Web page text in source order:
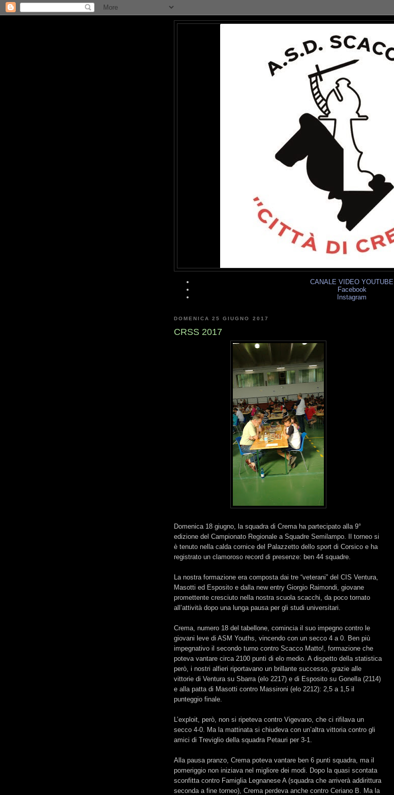
CANALE VIDEO YOUTUBE
Facebook
Instagram
DOMENICA 25 GIUGNO 2017
CRSS 2017
Domenica 18 giugno, la squadra di Crema ha partecipato alla 9°
edizione del Campionato Regionale a Squadre Semilampo. Il torneo si
è tenuto nella calda cornice del Palazzetto dello sport di Corsico e ha
registrato un clamoroso record di presenze: ben 44 squadre.
La nostra formazione era composta dai tre “veterani” del CIS Ventura,
Masotti ed Esposito e dalla new entry Giorgio Raimondi, giovane
promettente cresciuto nella nostra scuola scacchi, da poco tornato
all’attività dopo una lunga pausa per gli studi universitari.
Crema, numero 18 del tabellone, comincia il suo impegno contro le
giovani leve di ASM Youths, vincendo con un secco 4 a 0. Ben più
impegnativo il secondo turno contro Scacco Matto!, formazione che
poteva vantare circa 2100 punti di elo medio. A dispetto della statistica
però, i nostri alfieri riportavano un brillante successo, grazie alle
vittorie di Ventura su Sbarra (elo 2217) e di Esposito su Gonella (2114)
e alla patta di Masotti contro Massironi (elo 2212): 2,5 a 1,5 il
punteggio finale.
L’exploit, però, non si ripeteva contro Vigevano, che ci rifilava un
secco 4-0. Ma la mattinata si chiudeva con un’altra vittoria contro gli
amici di Treviglio della squadra Petauri per 3-1.
Alla pausa pranzo, Crema poteva vantare ben 6 punti squadra, ma il
pomeriggio non iniziava nel migliore dei modi. Dopo la quasi scontata
sconfitta contro Famiglia Legnanese A (squadra che arriverà addirittura
seconda a fine torneo), Crema perdeva anche contro Ceriano B. Ma la